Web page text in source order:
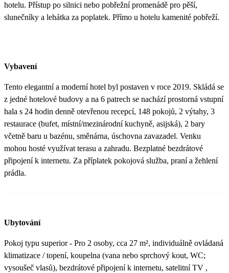
hotelu. Přístup po silnici nebo pobřežní promenádě pro pěší,
slunečníky a lehátka za poplatek. Přímo u hotelu kamenité pobřeží.
Vybavení
Tento elegantní a moderní hotel byl postaven v roce 2019. Skládá se
z jedné hotelové budovy a na 6 patrech se nachází prostorná vstupní
hala s 24 hodin denně otevřenou recepcí, 148 pokojů, 2 výtahy, 3
restaurace (bufet, místní/mezinárodní kuchyně, asijská), 2 bary
včetně baru u bazénu, směnárna, úschovna zavazadel. Venku
mohou hosté využívat terasu a zahradu. Bezplatné bezdrátové
připojení k internetu. Za příplatek pokojová služba, praní a žehlení
prádla.
Ubytování
Pokoj typu superior - Pro 2 osoby, cca 27 m², individuálně ovládaná
klimatizace / topení, koupelna (vana nebo sprchový kout, WC;
vysoušeč vlasů), bezdrátové připojení k internetu, satelitní TV ,